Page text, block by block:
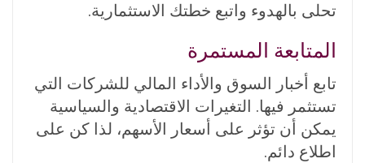
تحلى بالهدوء واتبع خطتك الاستثمارية.
المتابعة المستمرة
تابع أخبار السوق والأداء المالي للشركات التي
تستثمر فيها. التغيرات الاقتصادية والسياسية
يمكن أن تؤثر على أسعار الأسهم، لذا كن على
اطلاع دائم.